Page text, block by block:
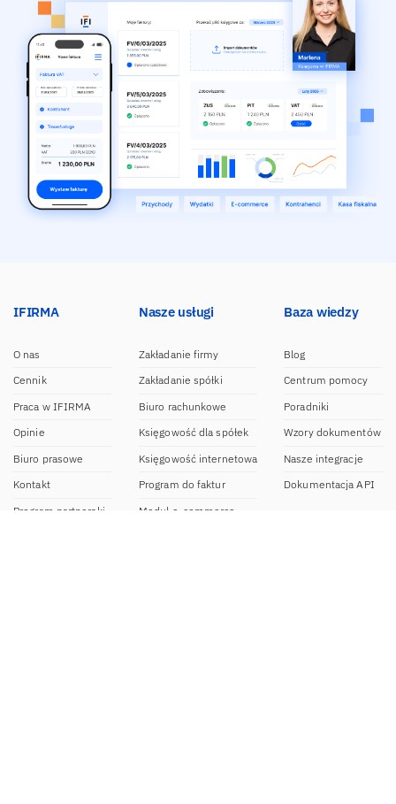
IFIRMA
O nas
Cennik
Praca w IFIRMA
Opinie
Biuro prasowe
Kontakt
Program partnerski
Nasze usługi
Zakładanie firmy
Zakładanie spółki
Biuro rachunkowe
Księgowość dla spółek
Księgowość internetowa
Program do faktur
Moduł e-commerce
Baza wiedzy
Blog
Centrum pomocy
Poradniki
Wzory dokumentów
Nasze integracje
Dokumentacja API